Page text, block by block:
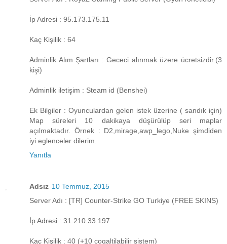
İp Adresi : 95.173.175.11
Kaç Kişilik : 64
Adminlik Alım Şartları : Gececi alınmak üzere ücretsizdir.(3
kişi)
Adminlik iletişim : Steam id (Benshei)
Ek Bilgiler : Oyunculardan gelen istek üzerine ( sandık için)
Map süreleri 10 dakikaya düşürülüp seri maplar
açılmaktadır. Örnek : D2,mirage,awp_lego,Nuke şimdiden
iyi eglenceler dilerim.
Yanıtla
Adsız 10 Temmuz, 2015
Server Adı : [TR] Counter-Strike GO Turkiye (FREE SKINS)
İp Adresi : 31.210.33.197
Kaç Kişilik : 40 (+10 cogaltilabilir sistem)